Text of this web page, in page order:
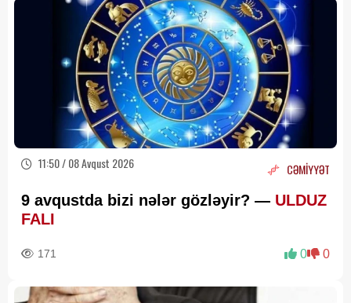
11:50 / 08 Avqust 2026 CƏMİYYƏT
9 avqustda bizi nələr gözləyir? — ULDUZ
FALI
171 0 0